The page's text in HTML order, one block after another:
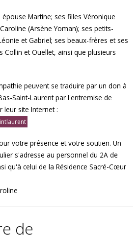
Martine; ses filles Véronique
(Arsène Yoman); ses petits-
et Gabriel; ses beaux-frères et ses
et Ouellet, ainsi que plusieurs
peuvent se traduire par un don à
Saint-Laurent par l'entremise de
leur site Internet :
votre présence et votre soutien. Un
s'adresse au personnel du 2A de
qu'à celui de la Résidence Sacré-Cœur
de